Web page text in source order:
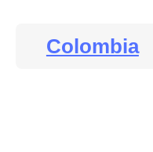
Colombia